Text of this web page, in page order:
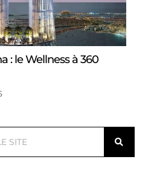
: le Wellness à 360